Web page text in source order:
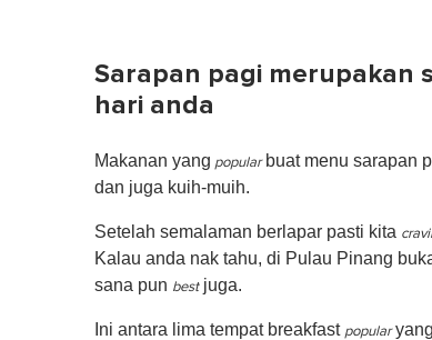
Sarapan pagi merupakan
hari anda
Makanan yang popularbuat menu sarapan
dan juga kuih-muih.
Setelah semalaman berlapar pasti kita
Kalau anda nak tahu, di Pulau Pinang
sana pun bestjuga.
Ini antara lima tempat breakfast popular